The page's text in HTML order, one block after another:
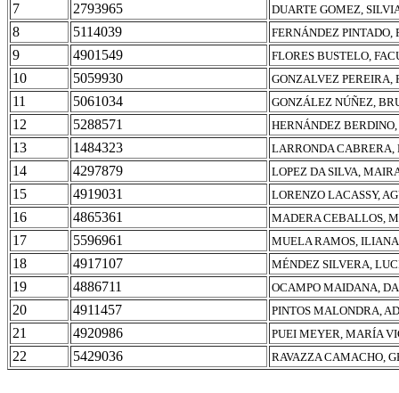
7 2793965 DUARTE GOMEZ,
8 5114039 FERNÁNDEZ PINTADO,
9 4901549 FLORES BUSTELO,
10 5059930 GONZALVEZ PEREIRA,
11 5061034 GONZÁLEZ NÚÑEZ,
12 5288571 HERNÁNDEZ
13 1484323 LARRONDA CABRERA,
14 4297879 LOPEZ DA SILVA,
15 4919031 LORENZO LACASSY,
16 4865361 MADERA CEBALLOS,
17 5596961 MUELA RAMOS,
18 4917107 MÉNDEZ SILVERA,
19 4886711 OCAMPO MAIDANA,
20 4911457 PINTOS MALONDRA,
21 4920986 PUEI MEYER, MARÍA
22 5429036 RAVAZZA CAMACHO,